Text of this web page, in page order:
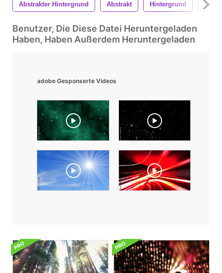
Abstrakter Hintergrund Abstrakt Hintergrund
Benutzer, Die Diese Datei Heruntergeladen
Haben, Haben Außerdem Heruntergeladen
adobe Gesponserte Videos